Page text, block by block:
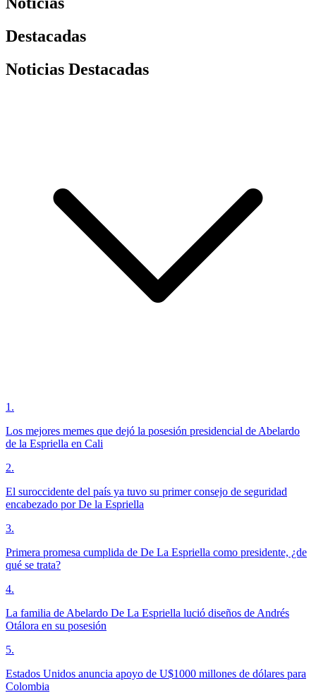
Destacadas
Noticias Destacadas
1 .
Los mejores memes que dejó la posesión presidencial de Abelardo
de la Espriella en Cali
2.
El suroccidente del país ya tuvo su primer consejo de seguridad
encabezado por De la Espriella
3.
Primera promesa cumplida de De La Espriella como presidente, ¿de
qué se trata?
4.
La familia de Abelardo De La Espriella lució diseños de Andrés
Otálora en su posesión
5.
Estados Unidos anuncia apoyo de U$1000 millones de dólares para
Colombia